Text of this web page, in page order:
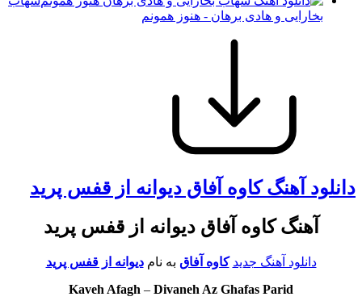
بخارایی و هادی برهان - هنوز همونم
دانلود آهنگ کاوه آفاق دیوانه از قفس پرید
آهنگ کاوه آفاق دیوانه از قفس پرید
دانلود آهنگ جدید کاوه آفاق به نامدیوانه از قفس پرید
Kaveh Afagh – Divaneh Az Ghafas Parid